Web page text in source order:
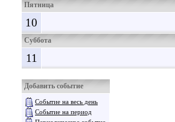
Пятница
10
Суббота
11
Добавить событие
Событие на весь день
Событие на период